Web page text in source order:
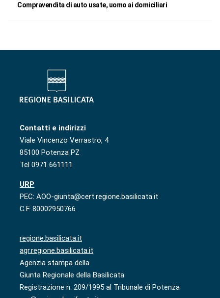
Compravendita di auto usate, uomo ai domiciliari
Contatti e indirizzi
Viale Vincenzo Verrastro, 4
85100 Potenza PZ
Tel 0971 661111
URP
PEC: AOO-giunta@cert.regione.basilicata.it
C.F. 80002950766
regione.basilicata.it
agr.regione.basilicata.it
Agenzia stampa della
Giunta Regionale della Basilicata
Registrazione n. 209/1995 al Tribunale di Potenza